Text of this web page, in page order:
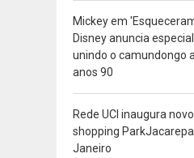
Mickey em
Disney anuncia
unindo o camundongo
anos 90
Rede UCI inaugura
shopping
Janeiro